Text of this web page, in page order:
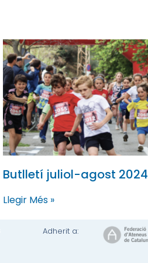
Butlletí juliol-agost 2024
Llegir Més »
Adherit a: